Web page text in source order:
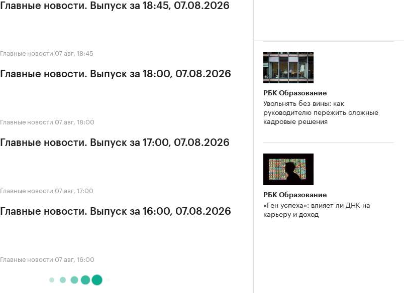
Главные новости. Выпуск за 18:45, 07.08.2026
Главные новости 07 авг, 18:45
Главные новости. Выпуск за 18:00, 07.08.2026
Главные новости 07 авг, 18:00
Главные новости. Выпуск за 17:00, 07.08.2026
Главные новости 07 авг, 17:00
Главные новости. Выпуск за 16:00, 07.08.2026
Главные новости 07 авг, 16:00
РБК Образование
Увольнять без вины: как
руководителю пережить сложные
кадровые решения
РБК Образование
«Ген успеха»: влияет ли ДНК на
карьеру и доход